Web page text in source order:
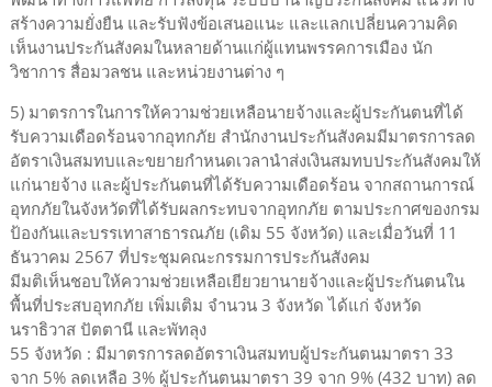
สร้างความยั่งยืน และรับฟังข้อเสนอแนะ และแลกเปลี่ยนความคิด
เห็นงานประกันสังคมในหลายด้านแก่ผู้แทนพรรคการเมือง นัก
วิชาการ สื่อมวลชน และหน่วยงานต่าง ๆ
5) มาตรการในการให้ความช่วยเหลือนายจ้างและผู้ประกันตนที่ได้
รับความเดือดร้อนจากอุทกภัย สำนักงานประกันสังคมมีมาตรการลด
อัตราเงินสมทบและขยายกำหนดเวลานำส่งเงินสมทบประกันสังคมให้
แก่นายจ้าง และผู้ประกันตนที่ได้รับความเดือดร้อน จากสถานการณ์
อุทกภัยในจังหวัดที่ได้รับผลกระทบจากอุทกภัย ตามประกาศของกรม
ป้องกันและบรรเทาสาธารณภัย (เดิม 55 จังหวัด) และเมื่อวันที่ 11
ธันวาคม 2567 ที่ประชุมคณะกรรมการประกันสังคม
มีมติเห็นชอบให้ความช่วยเหลือเยียวยานายจ้างและผู้ประกันตนใน
พื้นที่ประสบอุทกภัย เพิ่มเติม จำนวน 3 จังหวัด ได้แก่ จังหวัด
นราธิวาส ปัตตานี และพัทลุง
55 จังหวัด : มีมาตรการลดอัตราเงินสมทบผู้ประกันตนมาตรา 33
จาก 5% ลดเหลือ 3% ผู้ประกันตนมาตรา 39 จาก 9% (432 บาท) ลด